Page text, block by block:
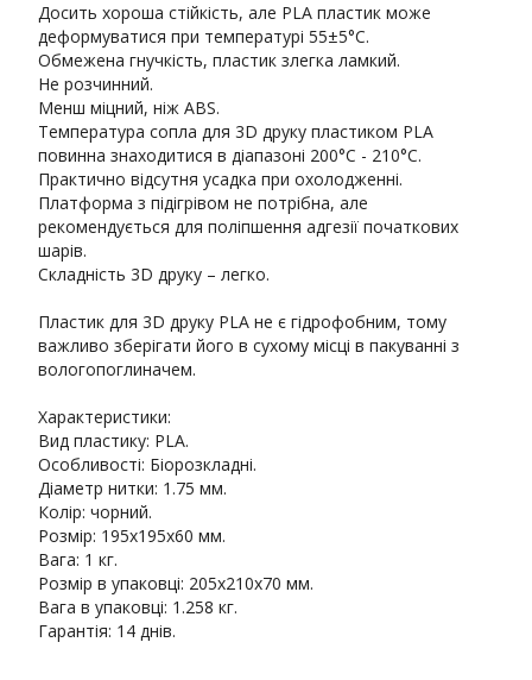
Досить хороша стійкість, але PLA пластик може
деформуватися при температурі 55±5°С.
Обмежена гнучкість, пластик злегка ламкий.
Не розчинний.
Менш міцний, ніж ABS.
Температура сопла для 3D друку пластиком PLA
повинна знаходитися в діапазоні 200°C - 210°C.
Практично відсутня усадка при охолодженні.
Платформа з підігрівом не потрібна, але
рекомендується для поліпшення адгезії початкових
шарів.
Складність 3D друку – легко.
Пластик для 3D друку PLA не є гідрофобним, тому
важливо зберігати його в сухому місці в пакуванні з
вологопоглиначем.
Характеристики:
Вид пластику: PLA.
Особливості: Біорозкладні.
Діаметр нитки: 1.75 мм.
Колір: чорний.
Розмір: 195x195x60 мм.
Вага: 1 кг.
Розмір в упаковці: 205x210x70 мм.
Вага в упаковці: 1.258 кг.
Гарантія: 14 днів.